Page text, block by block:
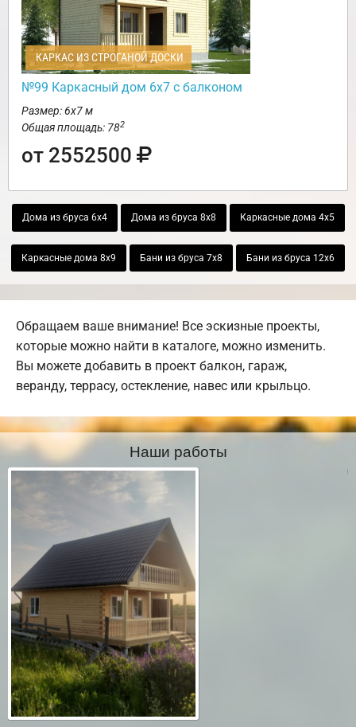
КАРКАС ИЗ СТРОГАНОЙ ДОСКИ
№99 Каркасный дом 6х7 с балконом
Размер: 6х7 м
Общая площадь: 782
от 2552500
Дома из бруса 6х4 Дома из бруса 8х8 Каркасные дома 4х5
Каркасные дома 8х9 Бани из бруса 7х8 Бани из бруса 12х6
Обращаем ваше внимание! Все эскизные проекты,
которые можно найти в каталоге, можно изменить.
Вы можете добавить в проект балкон, гараж,
веранду, террасу, остекление, навес или крыльцо.
Наши работы